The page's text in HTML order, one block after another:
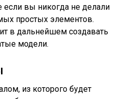
вы никогда не делали
простых элементов.
в дальнейшем создавать
модели.
из которого будет